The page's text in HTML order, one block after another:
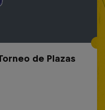
de Plazas